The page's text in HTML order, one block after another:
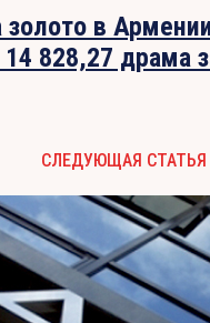
в
14 828,27 драма
СЛЕДУЮЩАЯ СТАТЬЯ